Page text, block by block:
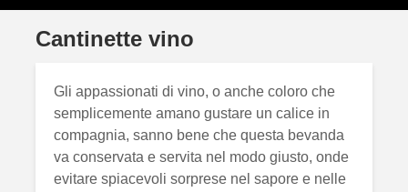
Cantinette vino
Gli appassionati di vino, o anche coloro che
semplicemente amano gustare un calice in
compagnia, sanno bene che questa bevanda
va conservata e servita nel modo giusto, onde
evitare spiacevoli sorprese nel sapore e nelle